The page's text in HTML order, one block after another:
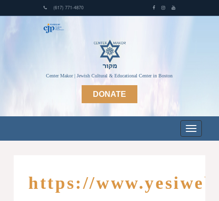
(617) 771-4870
Center Makor | Jewish Cultural & Educational Center in Boston
DONATE
https://